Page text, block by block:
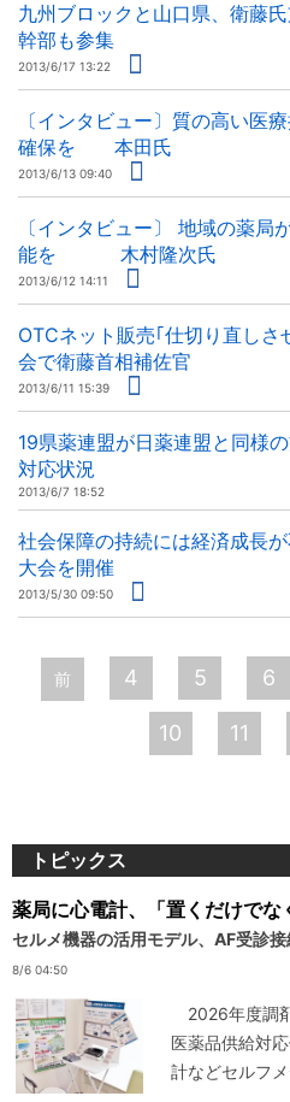
九州ブロックと山口県、衛
幹部も参集
2013/6/17 13:22
〔インタビュー〕質の高い医
確保を 本田氏
2013/6/13 09:40
〔インタビュー〕 地域の薬局
能を 木村隆次氏
2013/6/12 14:11
OTCネット販売｢仕切り直
会で衛藤首相補佐官
2013/6/11 15:39
19県薬連盟が日薬連盟と同
対応状況
2013/6/7 18:52
社会保障の持続には経済成
大会を開催
2013/5/30 09:50
ペ
ー
前 4 5 6
10 11
トピックス
薬局に心電計、「置くだけでな
セルメ機器の活用モデル、AF受診接
8/6 04:50
2026年度調
医薬品供給対
計などセルフ